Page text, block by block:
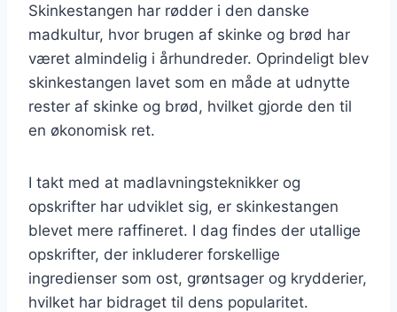
Skinkestangen har rødder i den danske
madkultur, hvor brugen af skinke og brød har
været almindelig i århundreder. Oprindeligt blev
skinkestangen lavet som en måde at udnytte
rester af skinke og brød, hvilket gjorde den til
en økonomisk ret.
I takt med at madlavningsteknikker og
opskrifter har udviklet sig, er skinkestangen
blevet mere raffineret. I dag findes der utallige
opskrifter, der inkluderer forskellige
ingredienser som ost, grøntsager og krydderier,
hvilket har bidraget til dens popularitet.